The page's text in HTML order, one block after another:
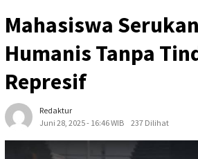
Mahasiswa
Humanis Tanpa
Represif
Redaktur
Juni 28, 2025 - 16:46 WIB
237 Dilihat